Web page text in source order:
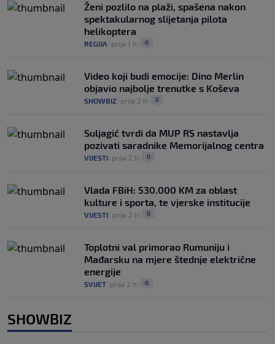
Ženi pozlilo na plaži, spašena nakon
spektakularnog slijetanja pilota
helikoptera
REGIJA prije 1 h 0
Video koji budi emocije: Dino Merlin
objavio najbolje trenutke s Koševa
SHOWBIZ prije 2 h 0
Suljagić tvrdi da MUP RS nastavlja
pozivati saradnike Memorijalnog centra
VIJESTI prije 2 h 0
Vlada FBiH: 530.000 KM za oblast
kulture i sporta, te vjerske institucije
VIJESTI prije 2 h 0
Toplotni val primorao Rumuniju i
Mađarsku na mjere štednje električne
energije
SVIJET prije 2 h 0
SHOWBIZ